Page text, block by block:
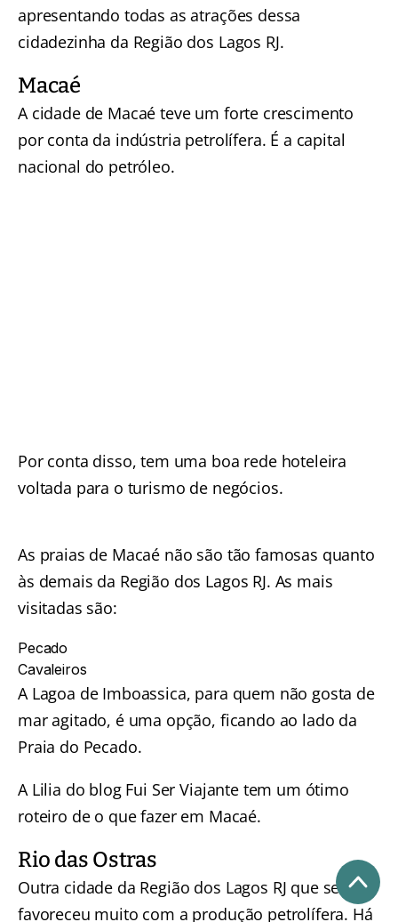
apresentando todas as atrações dessa
cidadezinha da Região dos Lagos RJ.
Macaé
A cidade de Macaé teve um forte crescimento
por conta da indústria petrolífera. É a capital
nacional do petróleo.
Por conta disso, tem uma boa rede hoteleira
voltada para o turismo de negócios.
As praias de Macaé não são tão famosas quanto
às demais da Região dos Lagos RJ. As mais
visitadas são:
Pecado
Cavaleiros
A Lagoa de Imboassica, para quem não gosta de
mar agitado, é uma opção, ficando ao lado da
Praia do Pecado.
A Lilia do blog Fui Ser Viajante tem um ótimo
roteiro de o que fazer em Macaé.
Rio das Ostras
Outra cidade da Região dos Lagos RJ que se
favoreceu muito com a produção petrolífera. Há